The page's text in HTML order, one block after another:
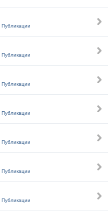
Публикации
Публикации
Публикации
Публикации
Публикации
Публикации
Публикации